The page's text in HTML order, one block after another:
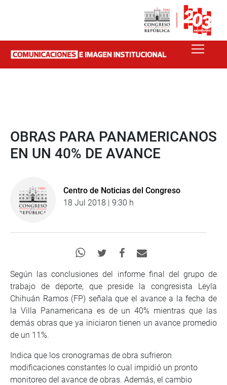
OBRAS PARA PANAMERICANOS
EN UN 40% DE AVANCE
Centro de Noticias del Congreso
18 Jul 2018 | 9:30 h
Según las conclusiones del informe final del grupo de
trabajo de deporte, que preside la congresista Leyla
Chihuán Ramos (FP) señala que el avance a la fecha de
la Villa Panamericana es de un 40% mientras que las
demás obras que ya iniciaron tienen un avance promedio
de un 11%.
Indica que los cronogramas de obra sufrieron
modificaciones constantes lo cual impidió un pronto
monitoreo del avance de obras. Además, el cambio